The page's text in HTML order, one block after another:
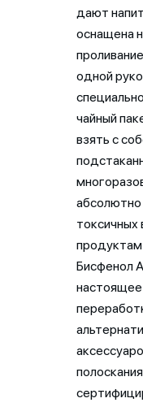
дают
оснащена
одной
чайный
взять с
абсолютно
продуктам
Бисфенол